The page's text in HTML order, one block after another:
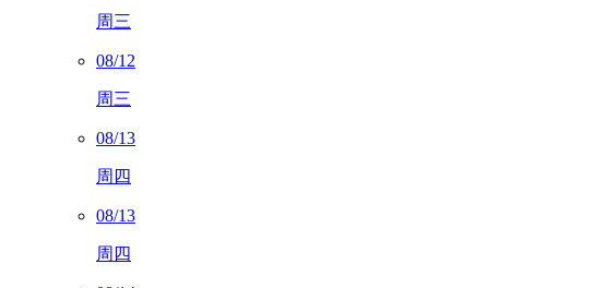
周三
08/12
周三
08/13
周四
08/13
周四